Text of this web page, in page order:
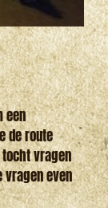
een
de route
vragen
vragen even